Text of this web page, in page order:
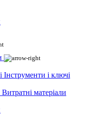
Інструменти і ключі
Витратні матеріали